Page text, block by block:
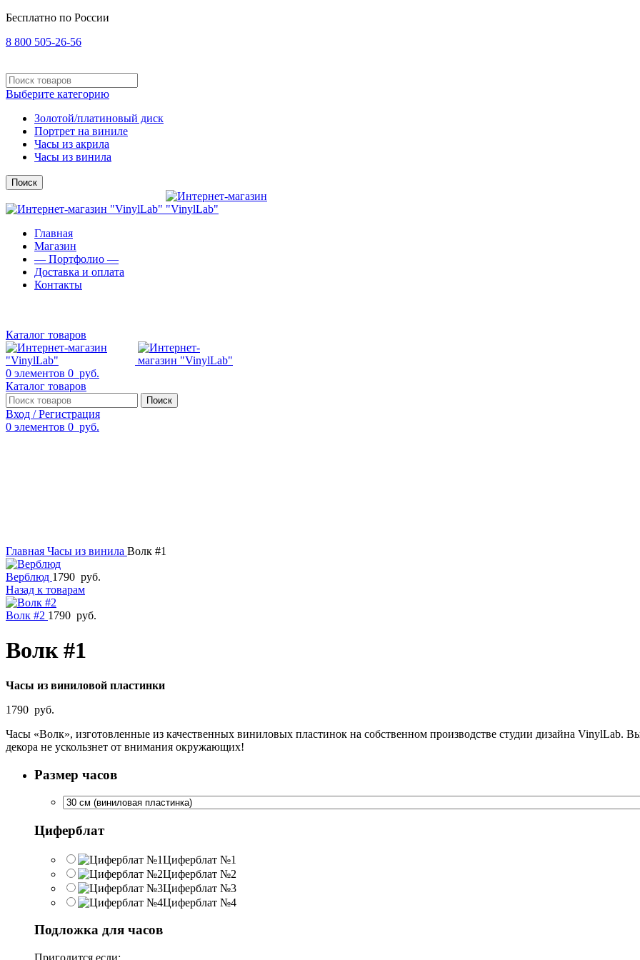
Бесплатно по России
8 800 505-26-56
Выберите категорию
Золотой/платиновый диск
Портрет на виниле
Часы из акрила
Часы из винила
Поиск
Главная
Магазин
— Портфолио —
Доставка и оплата
Контакты
Каталог товаров
0 элементов 0 руб.
Каталог товаров
Поиск
Вход / Регистрация
0 элементов 0 руб.
Главная Часы из винила Волк #1
Верблюд 1790 руб.
Назад к товарам
Волк #2 1790 руб.
Волк #1
Часы из виниловой пластинки
1790 руб.
Часы «Волк», изготовленные из качественных виниловых пластинок на собственном производстве студии дизайна VinylLab.
декора не ускользнет от внимания окружающих!
Размер часов
Циферблат
Циферблат №1
Циферблат №2
Циферблат №3
Циферблат №4
Подложка для часов